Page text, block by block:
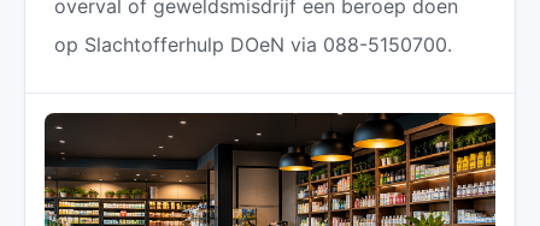
overval of geweldsmisdrijf een beroep doen
op Slachtofferhulp DOeN via 088-5150700.